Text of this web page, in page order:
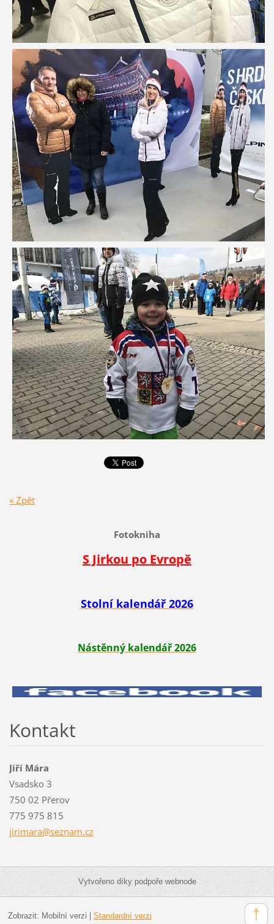
« Zpět
Fotokniha
S Jirkou po Evropě
Stolní kalendář 2026
Nástěnný kalendář 2026
Kontakt
Jiří Mára
Vsadsko 3
750 02 Přerov
775 975 815
jirimara@seznam.cz
Vytvořeno díky podpoře webnode
Zobrazit: Mobilní verzi Standardní verzi